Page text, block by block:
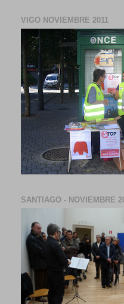
VIGO NOVIEMBRE 2011
SANTIAGO - NOVIEMBRE